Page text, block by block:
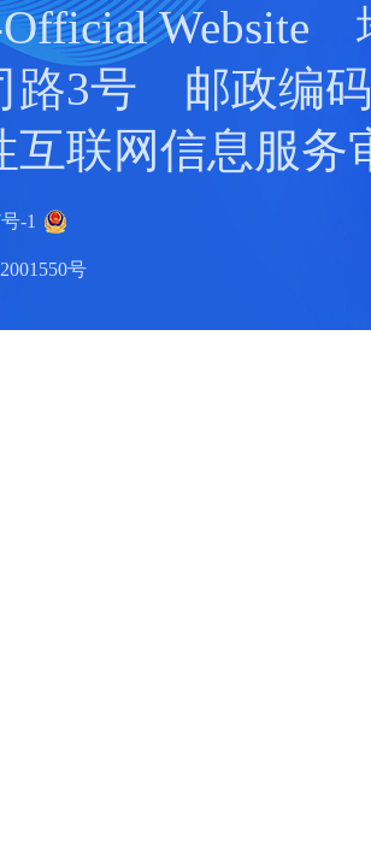
Website
路3号 邮政编码
互联网信息服务
-1
号